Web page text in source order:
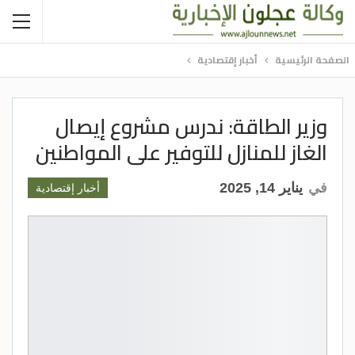
الصفحة الرئيسية أخبار إقتصادية
وزير الطاقة: ندرس مشروع إيصال
الغاز للمنازل للتوفير على المواطنين
أخبار إقتصادية في يناير 14, 2025